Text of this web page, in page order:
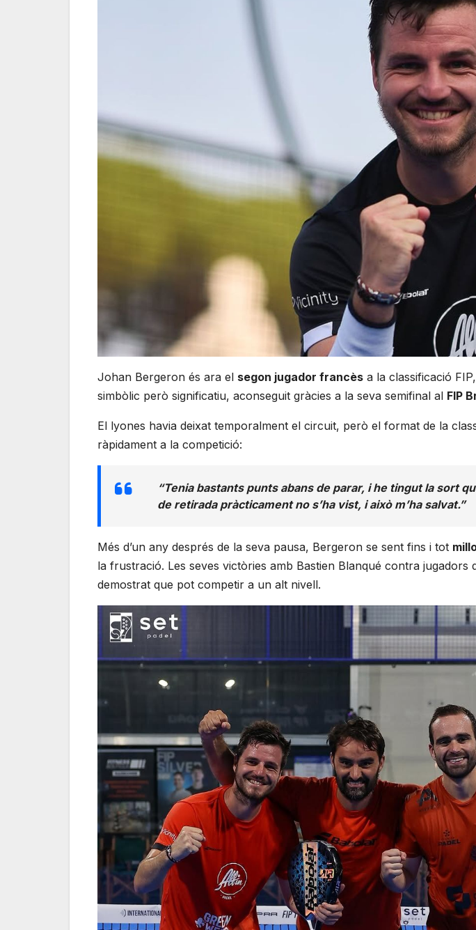
Johan Bergeron és ara el segon jugador francès a la classificació
simbòlic però significatiu, aconseguit gràcies a la seva semifinal al FIP
El lyones havia deixat temporalment el circuit, però el format de la
ràpidament a la competició:
“Tenia bastants punts abans de parar, i he tingut la sort
de retirada pràcticament no s’ha vist, i això m’ha salvat.”
Més d’un any després de la seva pausa, Bergeron se sent fins i tot
la frustració. Les seves victòries amb Bastien Blanqué contra
demostrat que pot competir a un alt nivell.